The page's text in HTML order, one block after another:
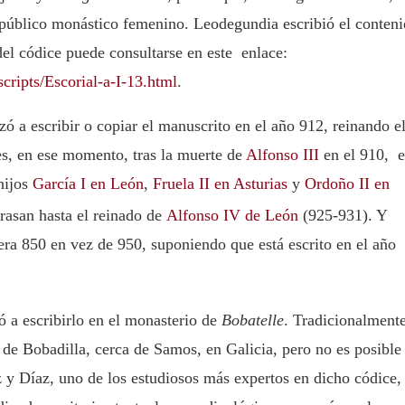
monástico femenino. Leodegundia escribió el
códice puede consultarse en este enlace:
Escorial-a-I-13.html.
a escribir o copiar el manuscrito en el año 912, reinando el
en ese momento, tras la muerte de Alfonso III en el 910,
García I en León, Fruela II en Asturias y Ordoño II en
hasta el reinado de Alfonso IV de León (925-931). Y
850 en vez de 950, suponiendo que está escrito en el año
a escribirlo en el monasterio de Bobatelle.
Bobadilla, cerca de Samos, en Galicia, pero no es posible
Díaz, uno de los estudiosos más expertos en dicho códice,